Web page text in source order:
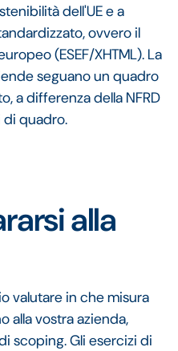
dell'UE e a
ovvero il
(ESEF/XHTML). La
seguano un quadro
a differenza della NFRD
quadro.
alla
valutare in che misura
alla vostra azienda,
scoping. Gli esercizi di